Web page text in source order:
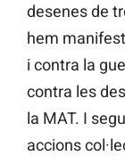
desenes de
hem
i contra la
contra les
la MAT. I
accions